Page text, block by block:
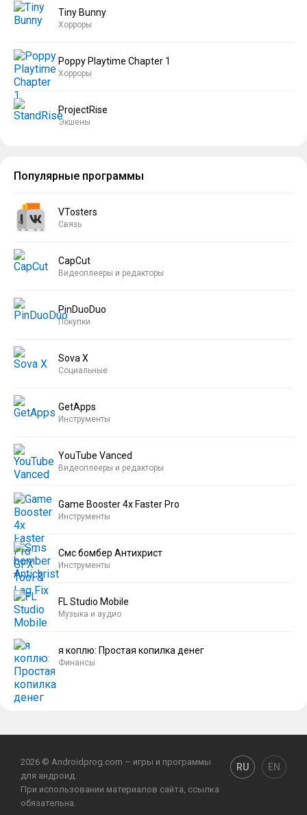
Tiny Bunny
Хорроры
Poppy Playtime Chapter 1
Хорроры
ProjectRise
Экшены
Популярные программы
VTosters
Связь
CapCut
Видеоплееры и редакторы
PinDuoDuo
Покупки
Sova X
Социальные
GetApps
Инструменты
YouTube Vanced
Видеоплееры и редакторы
Game Booster 4x Faster Pro
Инструменты
Смс бомбер Антихрист
Инструменты
FL Studio Mobile
Музыка и аудио
я коплю: Простая копилка денег
Финансы
2026 © Androidprog.com – игры и программы
для андроид.
При использовании материалов сайта, ссылка
обязательна.
RU EN